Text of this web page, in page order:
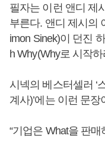
필자는 이런 앤디 제
부른다. 앤디 제시의
imon Sinek)이 던진
h Why(Why로 시작
시넥의 베스터셀러 ‘
계사)’에는 이런 문장
“기업은 What을 판